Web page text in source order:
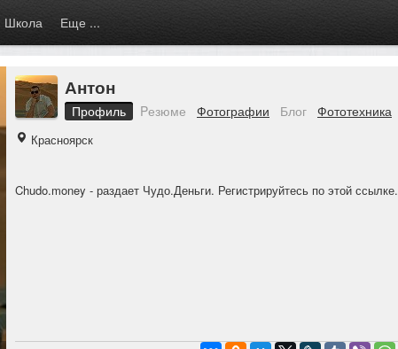
Школа Еще ...
Антон
Профиль Pезюме Фотографии Блог Фототехника
Красноярск
Chudo.money - раздает Чудо.Деньги. Регистрируйтесь по этой ссылке.